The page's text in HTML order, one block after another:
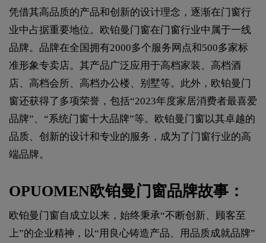
凭借其高品质的产品和创新的设计理念，逐渐在门窗行
业中占据重要地位。欧铂曼门窗在门窗行业中属于一线
品牌。品牌在全国拥有2000多个服务网点和500多家标
准形象专卖店。其产品广泛应用于高档家装、高档酒
店、高档会所、高档办公楼、别墅等。此外，欧铂曼门
窗还获得了多项荣誉，包括“2023年度家居消费者最喜爱
品牌”、“系统门窗十大品牌”等。欧铂曼门窗以其卓越的
品质、创新的设计和专业的服务，成为了门窗行业的高
端品牌。
OPUOMEN欧铂曼门窗品牌故事：
欧铂曼门窗自成立以来，始终秉承“不断创新、顾客至
上”的企业精神，以“用良心铸造产品、用品质成就品牌”